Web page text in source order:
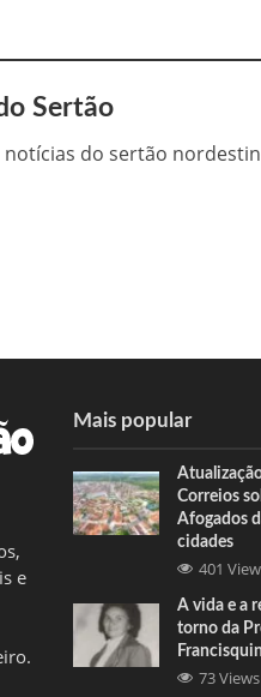
Sertão
notícias do sertão
e
Mais popular
Correios
Afogados
cidades
401
A vida e a
torno da
73 Views